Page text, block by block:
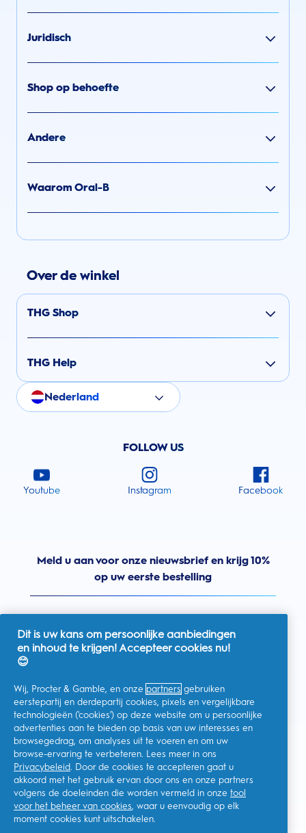
Juridisch
Shop op behoefte
Andere
Waarom Oral-B
Over de winkel
THG Shop
THG Help
Nederland
FOLLOW US
Youtube Instagram Facebook
Meld u aan voor onze nieuwsbrief en krijg 10%
op uw eerste bestelling
Ik geef toestemming voor het ontvangen van
gepersonaliseerde communicatie met betrekking tot
aanbiedingen, nieuws en andere promotionele initiatieven van
Oral-B en andere
P&G-merken
kan me op elk momentafmelden.
Procter & Gamble, als verwerkingsverantwoordelijke, zal uw
persoonlijke gegevens verwerken zodat u zich bij deze site kunt
registreren en de interactie kunt aangaan met de aangeboden
diensten en zodat P&G u, afhankelijk van uw toestemming,
relevante commerciële berichten kan sturen, waaronder
gepersonaliseerde advertenties in online media. Ontdek hier
Dit is uw kans om persoonlijke aanbiedingen
en inhoud te krijgen! Accepteer cookies nu!
😊
Wij, Procter & Gamble, en onze partners gebruiken
eerstepartij en derdepartij cookies, pixels en vergelijkbare
technologieën ('cookies') op deze website om u persoonlijke
advertenties aan te bieden op basis van uw interesses en
browsegedrag, om analyses uit te voeren en om uw
browse-ervaring te verbeteren. Lees meer in ons
Privacybeleid. Door de cookies te accepteren gaat u
akkoord met het gebruik ervan door ons en onze partners
volgens de doeleinden die worden vermeld in onze tool
voor het beheer van cookies, waar u eenvoudig op elk
moment cookies kunt uitschakelen.